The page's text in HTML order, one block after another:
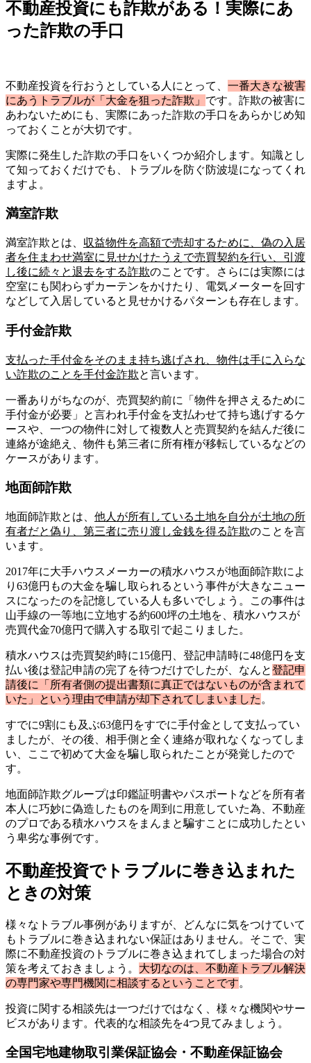
不動産投資にも詐欺がある！実際にあ
った詐欺の手口
不動産投資を行おうとしている人にとって、 一番大きな被害
にあうトラブルが「大金を狙った詐欺」 です。詐欺の被害に
あわないためにも、実際にあった詐欺の手口をあらかじめ知
っておくことが大切です。
実際に発生した詐欺の手口をいくつか紹介します。知識とし
て知っておくだけでも、トラブルを防ぐ防波堤になってくれ
ますよ。
満室詐欺
満室詐欺とは、 収益物件を高額で売却するために、偽の入居
者を住まわせ満室に見せかけたうえで売買契約を行い、引渡
し後に続々と退去をする詐欺のことです。さらには実際には
空室にも関わらずカーテンをかけたり、電気メーターを回す
などして入居していると見せかけるパターンも存在します。
手付金詐欺
支払った手付金をそのまま持ち逃げされ、物件は手に入らな
い詐欺のことを手付金詐欺と言います。
一番ありがちなのが、売買契約前に「物件を押さえるために
手付金が必要」と言われ手付金を支払わせて持ち逃げするケ
ースや、一つの物件に対して複数人と売買契約を結んだ後に
連絡が途絶え、物件も第三者に所有権が移転しているなどの
ケースがあります。
地面師詐欺
地面師詐欺とは、 他人が所有している土地を自分が土地の所
有者だと偽り、第三者に売り渡し金銭を得る詐欺のことを言
います。
2017年に大手ハウスメーカーの積水ハウスが地面師詐欺によ
り63億円もの大金を騙し取られるという事件が大きなニュー
スになったのを記憶している人も多いでしょう。この事件は
山手線の一等地に立地する約600坪の土地を、積水ハウスが
売買代金70億円で購入する取引で起こりました。
積水ハウスは売買契約時に15億円、登記申請時に48億円を支
払い後は登記申請の完了を待つだけでしたが、なんと登記申
請後に「所有者側の提出書類に真正ではないものが含まれて
いた」という理由で申請が却下されてしまいました 。
すでに9割にも及ぶ63億円をすでに手付金として支払ってい
ましたが、その後、相手側と全く連絡が取れなくなってしま
い、ここで初めて大金を騙し取られたことが発覚したので
す。
地面師詐欺グループは印鑑証明書やパスポートなどを所有者
本人に巧妙に偽造したものを周到に用意していた為、不動産
のプロである積水ハウスをまんまと騙すことに成功したとい
う卑劣な事例です。
不動産投資でトラブルに巻き込まれた
ときの対策
様々なトラブル事例がありますが、どんなに気をつけていて
もトラブルに巻き込まれない保証はありません。そこで、実
際に不動産投資のトラブルに巻き込まれてしまった場合の対
策を考えておきましょう。 大切なのは、不動産トラブル解決
の専門家や専門機関に相談するということです。
投資に関する相談先は一つだけではなく、様々な機関やサー
ビスがあります。代表的な相談先を4つ見てみましょう。
全国宅地建物取引業保証協会・不動産保証協会